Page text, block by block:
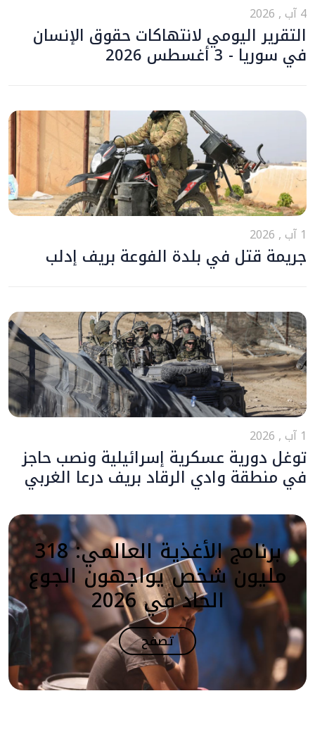
4 آب , 2026
التقرير اليومي لانتهاكات حقوق الإنسان
في سوريا - 3 أغسطس 2026
1 آب , 2026
جريمة قتل في بلدة الفوعة بريف إدلب
1 آب , 2026
توغل دورية عسكرية إسرائيلية ونصب حاجز
في منطقة وادي الرقاد بريف درعا الغربي
برنامج الأغذية العالمي: 318
مليون شخص يواجهون الجوع
الحاد في 2026
تصفح